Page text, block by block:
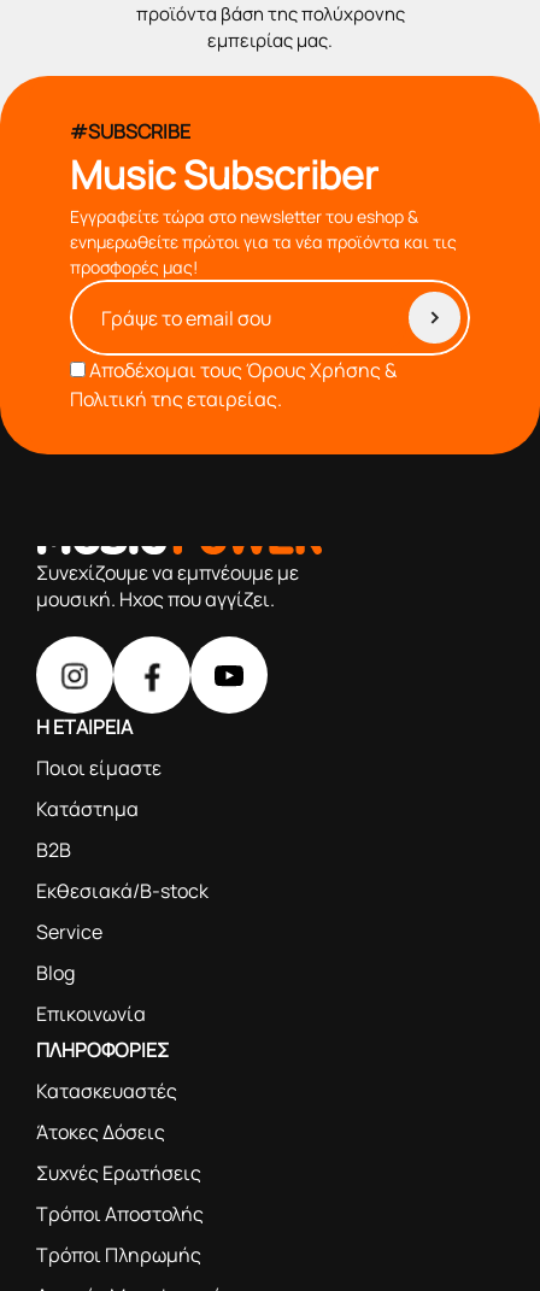
προϊόντα βάση της πολύχρονης
εμπειρίας μας.
#SUBSCRIBE
Music Subscriber
Εγγραφείτε τώρα στο newsletter του eshop &
ενημερωθείτε πρώτοι για τα νέα προϊόντα και τις
προσφορές μας!
Αποδέχομαι τουςΌρους Χρήσης &
Πολιτική της εταιρείας.
Συνεχίζουμε να εμπνέουμε με
μουσική. Ηχος που αγγίζει.
Η ΕΤΑΙΡΕΙΑ
Ποιοι είμαστε
Κατάστημα
B2B
Εκθεσιακά/B-stock
Service
Blog
Επικοινωνία
ΠΛΗΡΟΦΟΡΙΕΣ
Κατασκευαστές
Άτοκες Δόσεις
Συχνές Ερωτήσεις
Τρόποι Αποστολής
Τρόποι Πληρωμής